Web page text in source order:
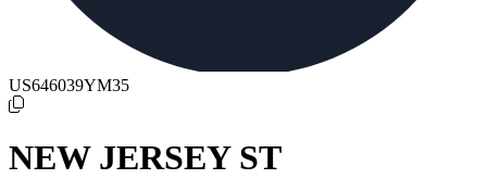
US646039YM35
NEW JERSEY ST